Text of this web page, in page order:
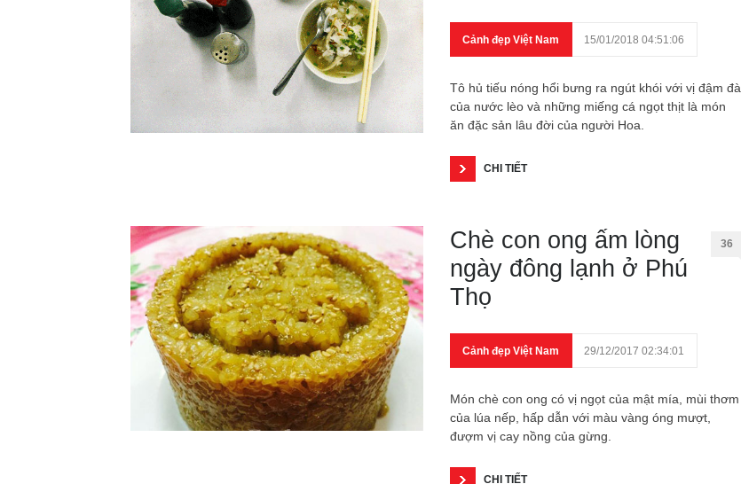
Cảnh đẹp Việt Nam 15/01/2018 04:51:06
Tô hủ tiếu nóng hổi bưng ra ngút khói với vị đậm đà
của nước lèo và những miếng cá ngọt thịt là món
ăn đặc sản lâu đời của người Hoa.
CHI TIẾT
Chè con ong ấm lòng
ngày đông lạnh ở Phú
Thọ
36
Cảnh đẹp Việt Nam 29/12/2017 02:34:01
Món chè con ong có vị ngọt của mật mía, mùi thơm
của lúa nếp, hấp dẫn với màu vàng óng mượt,
đượm vị cay nồng của gừng.
CHI TIẾT